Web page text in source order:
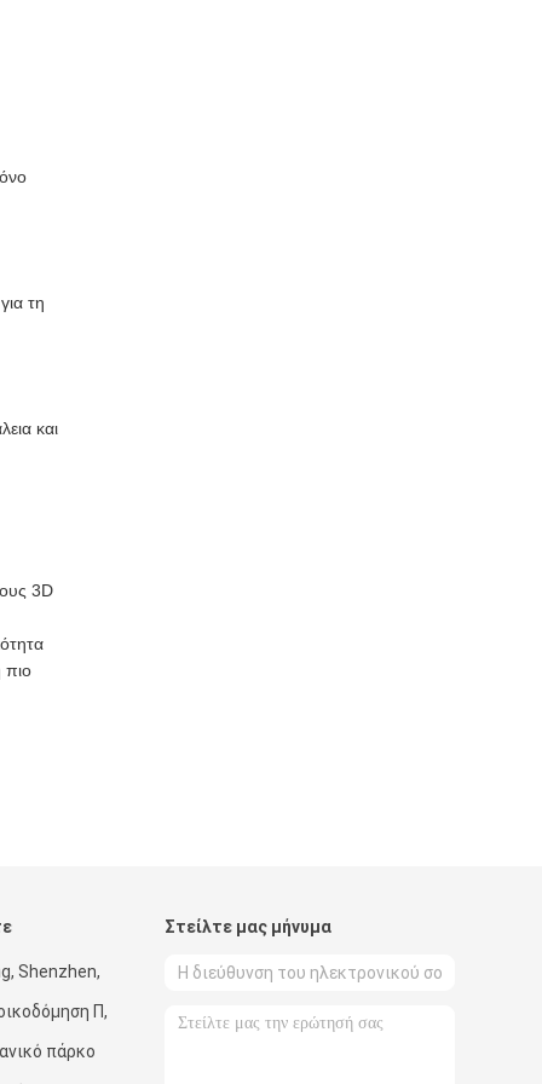
τη
και
3D
πιο
Shenzhen,
Π,
πάρκο
Στείλτε μας μήνυμα